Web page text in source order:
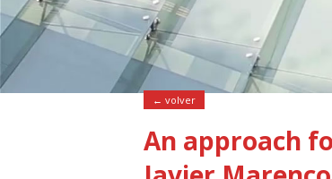
← volver
An approach